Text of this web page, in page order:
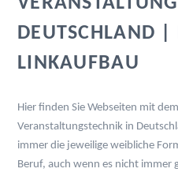
DEUTSCHLAND
LINKAUFBAU
Hier finden Sie Webseiten mit
Veranstaltungstechnik in
immer die jeweilige weibliche
Beruf, auch wenn es nicht immer